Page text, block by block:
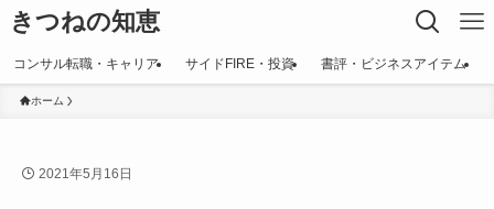
きつねの知恵
コンサル転職・キャリア サイドFIRE・投資 書評・ビジネスアイテム
ホーム
2021年5月16日